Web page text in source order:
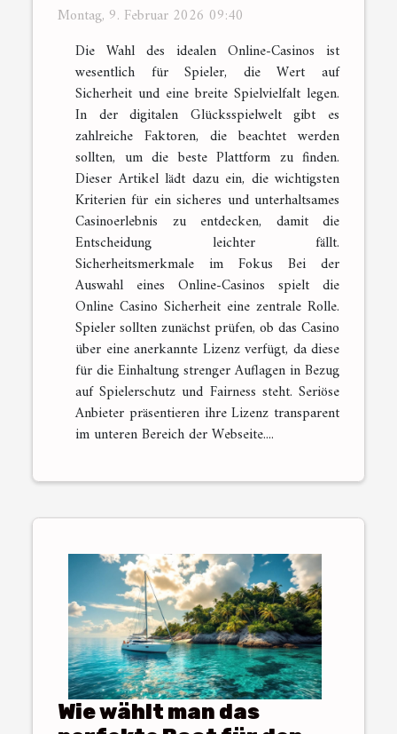
Montag, 9. Februar 2026 09:40
Die Wahl des idealen Online-Casinos ist
wesentlich für Spieler, die Wert auf
Sicherheit und eine breite Spielvielfalt legen.
In der digitalen Glücksspielwelt gibt es
zahlreiche Faktoren, die beachtet werden
sollten, um die beste Plattform zu finden.
Dieser Artikel lädt dazu ein, die wichtigsten
Kriterien für ein sicheres und unterhaltsames
Casinoerlebnis zu entdecken, damit die
Entscheidung leichter fällt.
Sicherheitsmerkmale im Fokus Bei der
Auswahl eines Online-Casinos spielt die
Online Casino Sicherheit eine zentrale Rolle.
Spieler sollten zunächst prüfen, ob das Casino
über eine anerkannte Lizenz verfügt, da diese
für die Einhaltung strenger Auflagen in Bezug
auf Spielerschutz und Fairness steht. Seriöse
Anbieter präsentieren ihre Lizenz transparent
im unteren Bereich der Webseite....
Wie wählt man das